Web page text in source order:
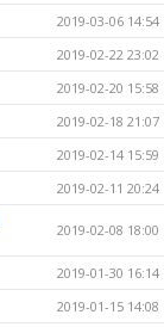
2019-03-06 14:54
2019-02-22 23:02
2019-02-20 15:58
2019-02-18 21:07
2019-02-14 15:59
2019-02-11 20:24
2019-02-08 18:00
2019-01-30 16:14
2019-01-15 14:08